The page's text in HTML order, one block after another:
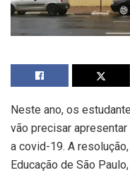
Neste ano, os
vão precisar
a covid-19. A
Educação de São Paulo,